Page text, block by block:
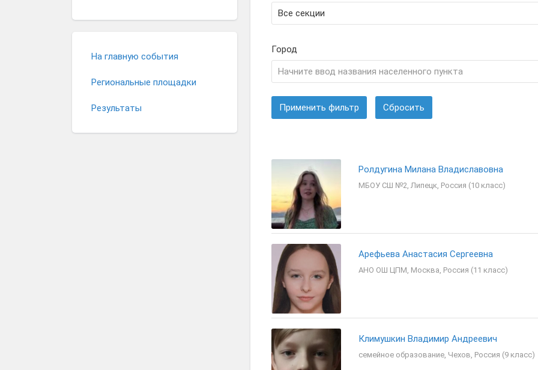
На главную события
Региональные площадки
Результаты
Город
Применить фильтр Сбросить
Ролдугина Милана Владиславовна
МБОУ СШ №2, Липецк, Россия (10 класс)
Арефьева Анастасия Сергеевна
АНО ОШ ЦПМ, Москва, Россия (11 класс)
Климушкин Владимир Андреевич
семейное образование, Чехов, Россия (9 класс)